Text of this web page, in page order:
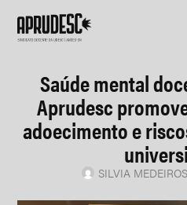
Saúde mental
Aprudesc
adoecimento e
SILVIA MEDEIROS